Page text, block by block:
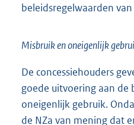
beleidsregelwaarden
Misbruik en oneigenlijk
De concessiehouders
goede uitvoering aan de
oneigenlijk gebruik.
de NZa van mening dat